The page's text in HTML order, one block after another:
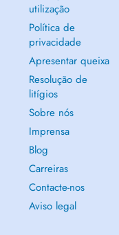
utilização
Política de
privacidade
Apresentar queixa
Resolução de
litígios
Sobre nós
Imprensa
Blog
Carreiras
Contacte-nos
Aviso legal